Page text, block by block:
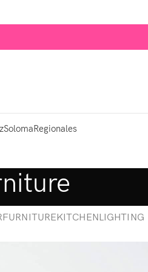
SolomaRegionales
FURNITUREKITCHENLIGHTING